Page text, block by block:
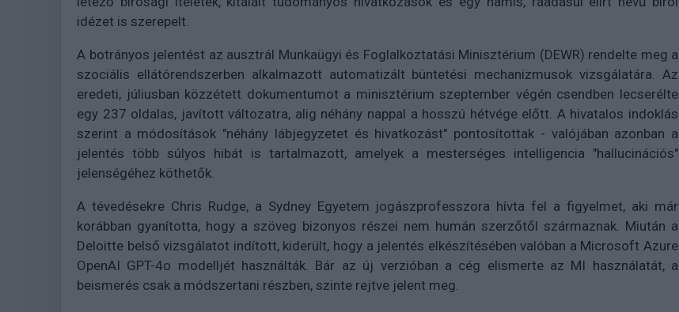
idézet is szerepelt.
A botrányos jelentést az ausztrál Munkaügyi és Foglalkoztatási Minisztérium (DEWR) rendelte meg a
szociális ellátórendszerben alkalmazott automatizált büntetési mechanizmusok vizsgálatára. Az
eredeti, júliusban közzétett dokumentumot a minisztérium szeptember végén csendben lecserélte
egy 237 oldalas, javított változatra, alig néhány nappal a hosszú hétvége előtt. A hivatalos indoklás
szerint a módosítások "néhány lábjegyzetet és hivatkozást" pontosítottak - valójában azonban a
jelentés több súlyos hibát is tartalmazott, amelyek a mesterséges intelligencia "hallucinációs"
jelenségéhez köthetők.
A tévedésekre Chris Rudge, a Sydney Egyetem jogászprofesszora hívta fel a figyelmet, aki már
korábban gyanította, hogy a szöveg bizonyos részei nem humán szerzőtől származnak. Miután a
Deloitte belső vizsgálatot indított, kiderült, hogy a jelentés elkészítésében valóban a Microsoft Azure
OpenAI GPT-4o modelljét használták. Bár az új verzióban a cég elismerte az MI használatát, a
beismerés csak a módszertani részben, szinte rejtve jelent meg.